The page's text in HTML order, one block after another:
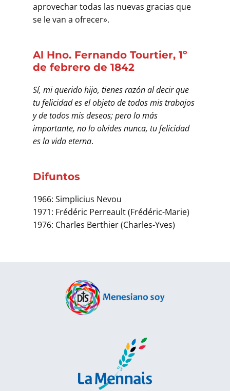
aprovechar todas las nuevas gracias que
se le van a ofrecer».
Al Hno. Fernando Tourtier, 1º
de febrero de 1842
Sí, mi querido hijo, tienes razón al decir que
tu felicidad es el objeto de todos mis trabajos
y de todos mis deseos; pero lo más
importante, no lo olvides nunca, tu felicidad
es la vida eterna.
Difuntos
1966: Simplicius Nevou
1971: Frédéric Perreault (Frédéric-Marie)
1976: Charles Berthier (Charles-Yves)